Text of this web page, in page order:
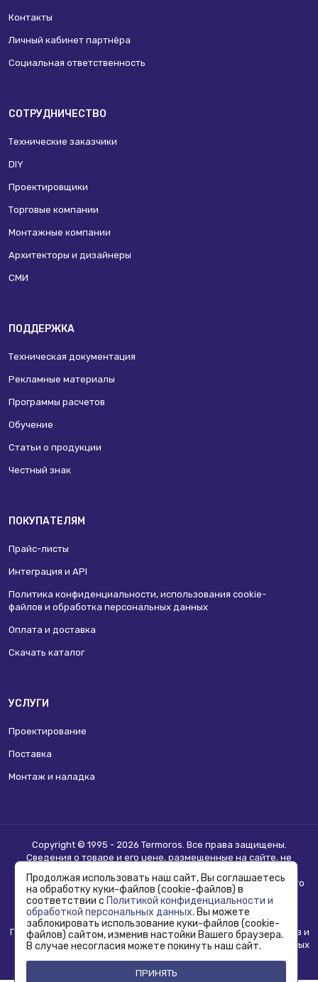
Контакты
Личный кабинет партнёра
Социальная ответственность
СОТРУДНИЧЕСТВО
Технические заказчики
DIY
Проектировщики
Торговые компании
Монтажные компании
Архитекторы и дизайнеры
СМИ
ПОДДЕРЖКА
Техническая документация
Рекламные материалы
Программы расчетов
Обучение
Статьи о продукции
Честный знак
ПОКУПАТЕЛЯМ
Прайс-листы
Интеграция и API
Политика конфиденциальности, использования сookie-
файлов и обработка персональных данных
Оплата и доставка
Скачать каталог
УСЛУГИ
Проектирование
Поставка
Монтаж и наладка
Copyright © 1995 - 2026 Termoros. Все права защищены.
Сведения о товаре и его цене, размещенные на сайте, не
Информацию о возможности приобретения соответствующего
товара и условиях такого приобретения уточняйте в отделе
продаж.
Политика конфиденциальности, использования сookie-файлов и
обработка персональных данных
Продолжая использовать наш сайт, Вы соглашаетесь
на обработку куки-файлов (cookie-файлов) в
соответствии с Политикой конфиденциальности и
обработкой персональных данных. Вы можете
заблокировать использование куки-файлов (cookie-
файлов) сайтом, изменив настойки Вашего браузера.
В случае несогласия можете покинуть наш сайт.
ПРИНЯТЬ